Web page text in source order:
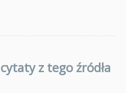
z tego źródła